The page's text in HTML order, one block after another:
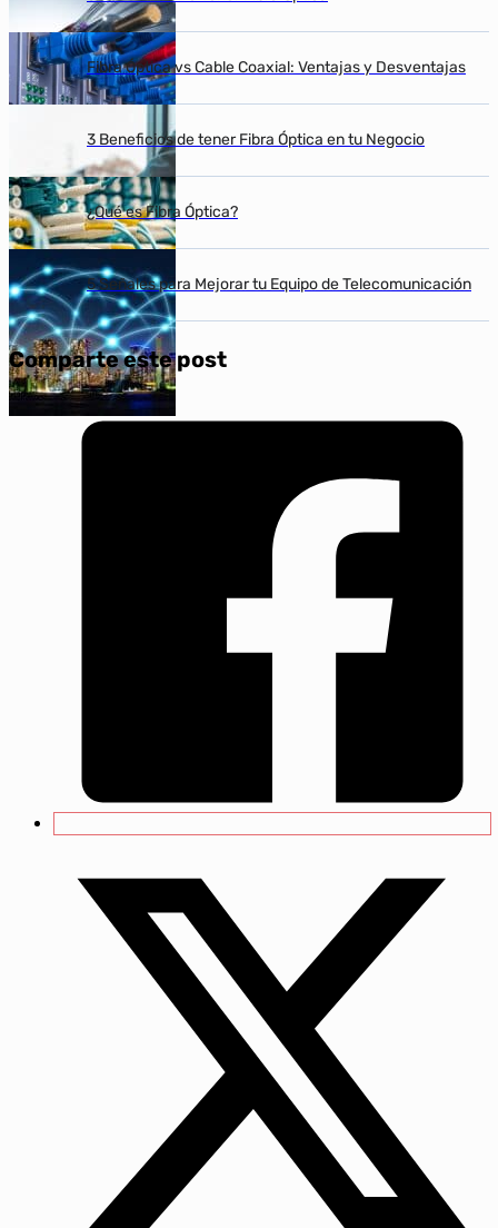
Fibra Óptica vs Cable Coaxial: Ventajas y Desventajas
3 Beneficios de tener Fibra Óptica en tu Negocio
¿Qué es Fibra Óptica?
5 Señales para Mejorar tu Equipo de Telecomunicación
Comparte este post